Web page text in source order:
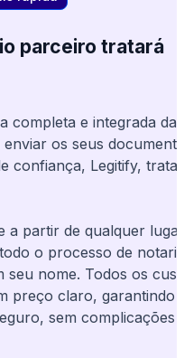
parceiro tratará
completa e integrada da
os seus
confiança, Legitify, trata
a partir de qualquer lugar
o processo de
seu nome. Todos os
preço claro, garantindo
sem complicações